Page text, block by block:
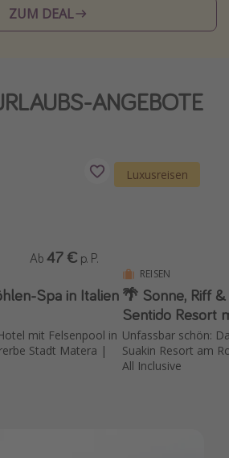
Türkei
ZUM DEAL
ANGEBOTE
Spa in Italien
mit Felsenpool in
Stadt Matera |
Ab 47 € p. P.
Luxusreisen
REISEN
🌴 Sonne, Riff
Sentido Resort
Unfassbar schön:
Suakin Resort am
All Inclusive